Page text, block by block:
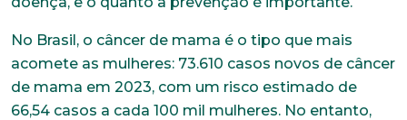
No Brasil, o câncer de mama é o tipo que mais
acomete as mulheres: 73.610 casos novos de câncer
de mama em 2023, com um risco estimado de
66,54 casos a cada 100 mil mulheres. No entanto,